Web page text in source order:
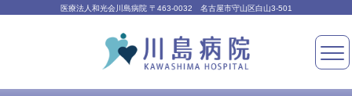
医療法人和光会川島病院 〒463-0032 名古屋市守山区白山3-501